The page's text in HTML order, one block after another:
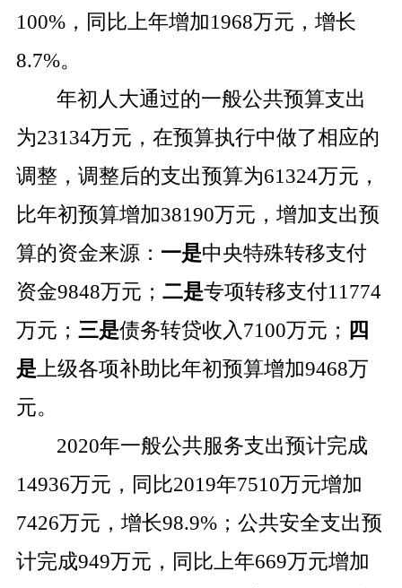
100%，同比上年增加1968万元，增长
8.7%。
年初人大通过的一般公共预算支出
为23134万元，在预算执行中做了相应的
调整，调整后的支出预算为61324万元，
比年初预算增加38190万元，增加支出预
算的资金来源： 一是中央特殊转移支付
资金9848万元； 二是专项转移支付11774
万元； 三是债务转贷收入7100万元； 四
是上级各项补助比年初预算增加9468万
元。
2020年一般公共服务支出预计完成
14936万元，同比2019年7510万元增加
7426万元，增长98.9%；公共安全支出预
计完成949万元，同比上年669万元增加